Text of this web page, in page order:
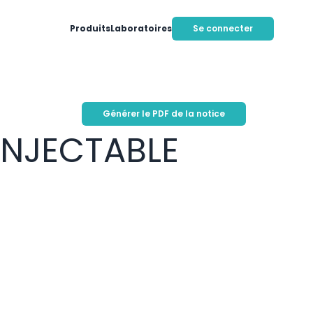
ProduitsLaboratoires Se connecter
Générer le PDF de la notice